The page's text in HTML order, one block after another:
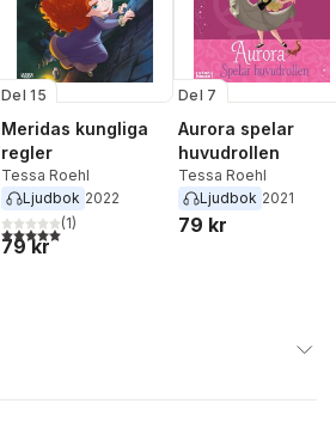
Del 15
Meridas kungliga
regler
Tessa Roehl
Ljudbok 2022
5,0utav 5 stjärnor. Totalt antal röster:
(1)
79 kr
Del 7
Aurora spelar
huvudrollen
Tessa Roehl
Ljudbok 2021
79 kr